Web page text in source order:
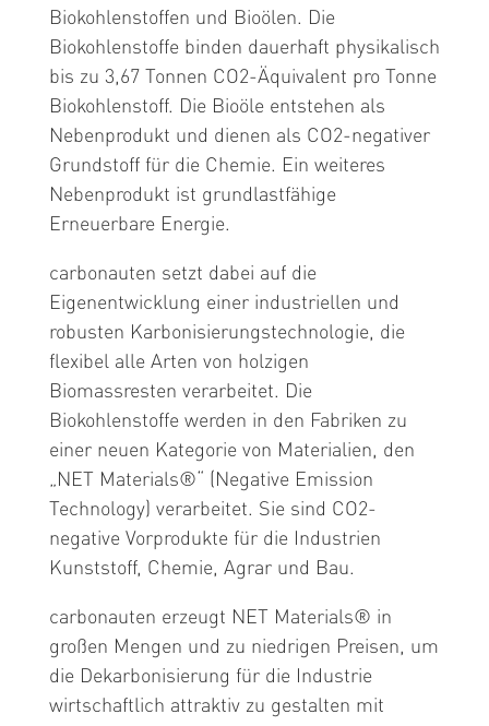
Biokohlenstoffen und Bioölen. Die
Biokohlenstoffe binden dauerhaft physikalisch
bis zu 3,67 Tonnen CO2-Äquivalent pro Tonne
Biokohlenstoff. Die Bioöle entstehen als
Nebenprodukt und dienen als CO2-negativer
Grundstoff für die Chemie. Ein weiteres
Nebenprodukt ist grundlastfähige
Erneuerbare Energie.
carbonauten setzt dabei auf die
Eigenentwicklung einer industriellen und
robusten Karbonisierungstechnologie, die
flexibel alle Arten von holzigen
Biomassresten verarbeitet. Die
Biokohlenstoffe werden in den Fabriken zu
einer neuen Kategorie von Materialien, den
„NET Materials®“ (Negative Emission
Technology) verarbeitet. Sie sind CO2-
negative Vorprodukte für die Industrien
Kunststoff, Chemie, Agrar und Bau.
carbonauten erzeugt NET Materials® in
großen Mengen und zu niedrigen Preisen, um
die Dekarbonisierung für die Industrie
wirtschaftlich attraktiv zu gestalten mit